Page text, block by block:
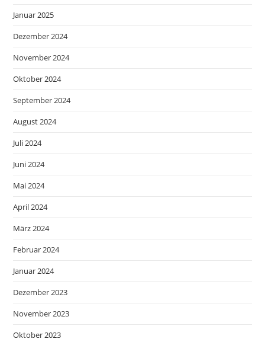
Januar 2025
Dezember 2024
November 2024
Oktober 2024
September 2024
August 2024
Juli 2024
Juni 2024
Mai 2024
April 2024
März 2024
Februar 2024
Januar 2024
Dezember 2023
November 2023
Oktober 2023